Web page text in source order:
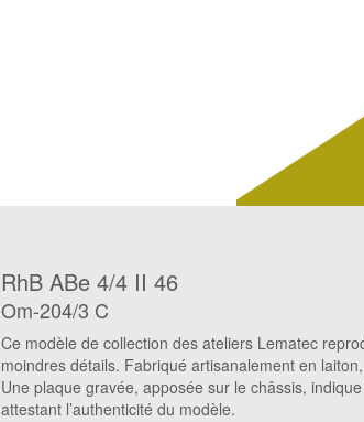
RhB ABe 4/4 II 46
Om-204/3 C
Ce modèle de collection des ateliers Lematec
moindres détails. Fabriqué artisanalement en
Une plaque gravée, apposée sur le châssis,
attestant l’authenticité du modèle.